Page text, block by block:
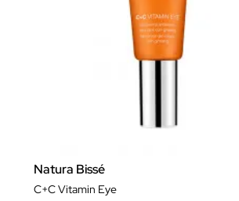
Natura Bissé
C+C Vitamin Eye